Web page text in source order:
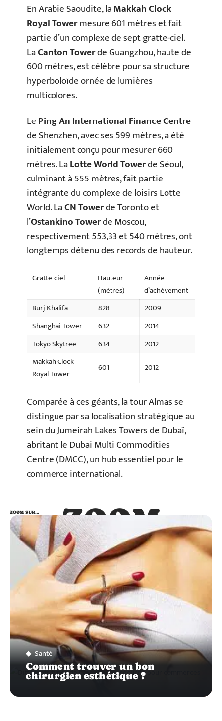
En Arabie Saoudite, laMakkah Clock
Royal Towermesure 601 mètres et fait
partie d’un complexe de sept gratte-ciel.
LaCanton Towerde Guangzhou, haute de
600 mètres, est célèbre pour sa structure
hyperboloïde ornée de lumières
multicolores.
LePing An International Finance Centre
de Shenzhen, avec ses 599 mètres, a été
initialement conçu pour mesurer 660
mètres. LaLotte World Towerde Séoul,
culminant à 555 mètres, fait partie
intégrante du complexe de loisirs Lotte
World. LaCN Towerde Toronto et
l’Ostankino Towerde Moscou,
respectivement 553,33 et 540 mètres, ont
longtemps détenu des records de hauteur.
Gratte-ciel
Hauteur
(mètres)
Année
d’achèvement
Burj Khalifa
828
2009
Shanghai Tower
632
2014
Tokyo Skytree
634
2012
Makkah Clock
Royal Tower
601 2012
Comparée à ces géants, la tour Almas se
distingue par sa localisation stratégique au
sein du Jumeirah Lakes Towers de Dubaï,
abritant le Dubai Multi Commodities
Centre (DMCC), un hub essentiel pour le
commerce international.
ZOOM
SUR…
ZOOM SUR…
Santé
Comment trouver un bon
chirurgien esthétique ?